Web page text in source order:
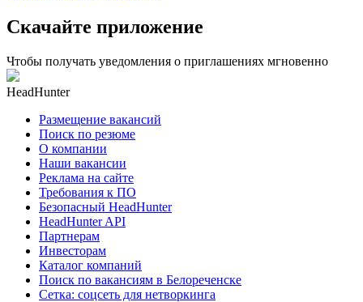
Скачайте приложение
Чтобы получать уведомления о приглашениях мгновенно
HeadHunter
Размещение вакансий
Поиск по резюме
О компании
Наши вакансии
Реклама на сайте
Требования к ПО
Безопасный HeadHunter
HeadHunter API
Партнерам
Инвесторам
Каталог компаний
Поиск по вакансиям в Белореченске
Сетка: соцсеть для нетворкинга